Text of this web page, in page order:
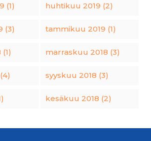
(1) huhtikuu 2019 (2)
(3) tammikuu 2019 (1)
marraskuu 2018 (3)
syyskuu 2018 (3)
kesäkuu 2018 (2)